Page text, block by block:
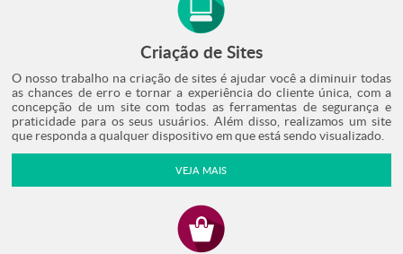
Criação de Sites
O nosso trabalho na criação de sites é ajudar você a diminuir todas
as chances de erro e tornar a experiência do cliente única, com a
concepção de um site com todas as ferramentas de segurança e
praticidade para os seus usuários. Além disso, realizamos um site
que responda a qualquer dispositivo em que está sendo visualizado.
VEJA MAIS